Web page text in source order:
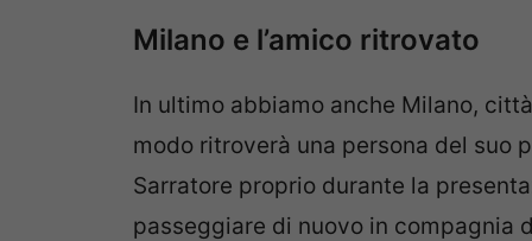
Milano e l’amico ritrovato
In ultimo abbiamo anche Milano,
modo ritroverà una persona del suo
Sarratore proprio durante la
passeggiare di nuovo in compagnia